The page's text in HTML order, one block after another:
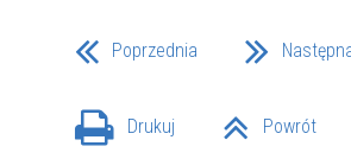
Poprzednia
Drukuj Powrót